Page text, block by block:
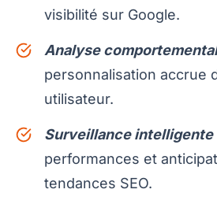
visibilité sur Google.
Analyse
personnalisation accrue
utilisateur.
Surveillance intelligente
performances et
tendances SEO.